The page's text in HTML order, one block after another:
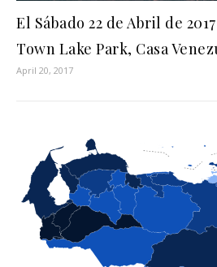
El Sábado 22 de Abril de
Town Lake Park, Casa
April 20, 2017